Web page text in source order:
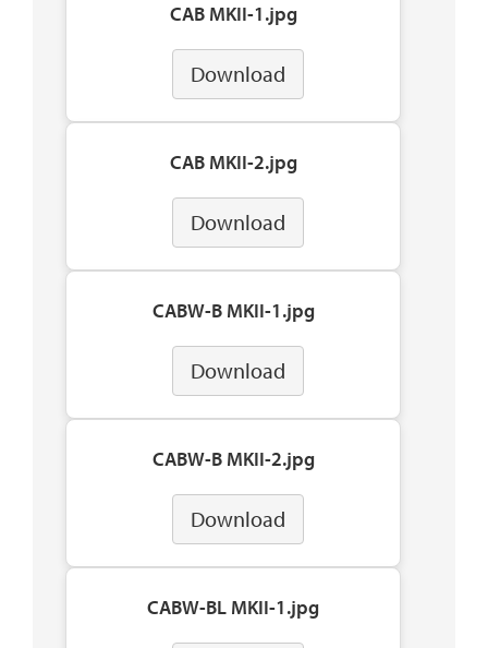
CAB MKII-1.jpg
Download
CAB MKII-2.jpg
Download
CABW-B MKII-1.jpg
Download
CABW-B MKII-2.jpg
Download
CABW-BL MKII-1.jpg